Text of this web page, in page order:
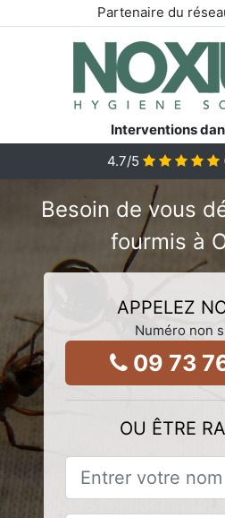
Partenaire du
Interventions
4.7/5
Besoin de vous
fourmis à
APPELEZ
Numéro non
09 73
OU ÊTRE